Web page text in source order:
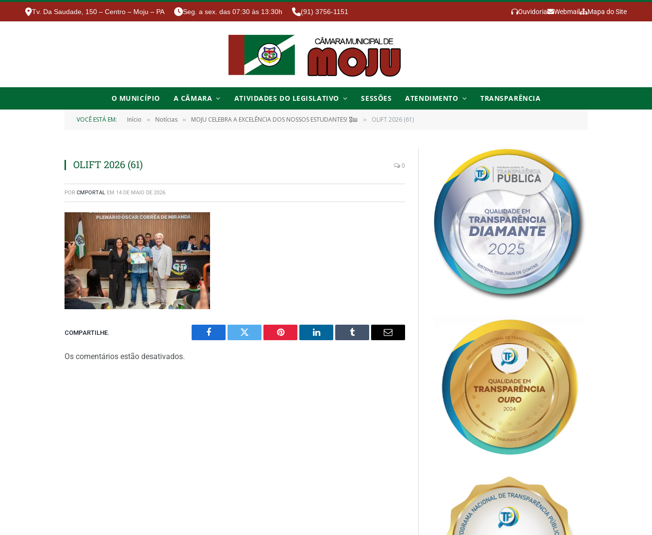
Tv. Da Saudade, 150 – Centro – Moju – PA Seg. a sex. das 07:30 às 13:30h (91) 3756-1151 Ouvidoria Webmail Mapa do Site
O MUNICÍPIO A CÂMARA ATIVIDADES DO LEGISLATIVO SESSÕES ATENDIMENTO TRANSPARÊNCIA
VOCÊ ESTÁ EM: Início » Notícias » MOJU CELEBRA A EXCELÊNCIA DOS NOSSOS ESTUDANTES! 🎖️📖 » OLIFT 2026 (61)
OLIFT 2026 (61) 0
POR CMPORTAL EM 14 DE MAIO DE 2026
COMPARTILHE.
Facebook Twitter Pinterest
O
Tumblr
E-
Os comentários estão desativados.